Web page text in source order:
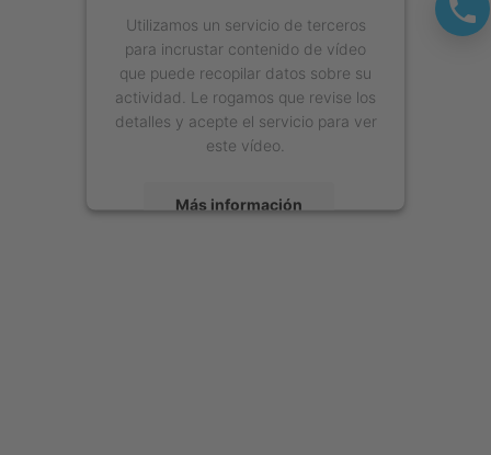
Utilizamos un servicio de terceros
para incrustar contenido de vídeo
que puede recopilar datos sobre su
actividad. Le rogamos que revise los
detalles y acepte el servicio para ver
este vídeo.
Más información